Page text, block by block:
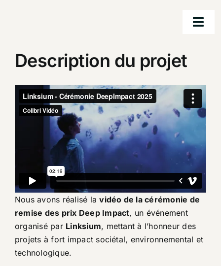
nos
nos
Description du projet
Nous avons réalisé lavidéo de la cérémonie de
remise des prix Deep Impact, un événement
organisé par Linksium, mettant à l’honneur des
projets à fort impact sociétal, environnemental et
technologique.